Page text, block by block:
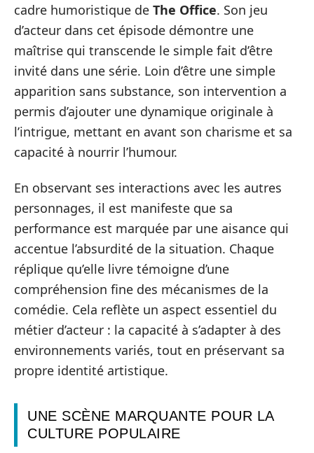
cadre humoristique de The Office. Son jeu
d’acteur dans cet épisode démontre une
maîtrise qui transcende le simple fait d’être
invité dans une série. Loin d’être une simple
apparition sans substance, son intervention a
permis d’ajouter une dynamique originale à
l’intrigue, mettant en avant son charisme et sa
capacité à nourrir l’humour.
En observant ses interactions avec les autres
personnages, il est manifeste que sa
performance est marquée par une aisance qui
accentue l’absurdité de la situation. Chaque
réplique qu’elle livre témoigne d’une
compréhension fine des mécanismes de la
comédie. Cela reflète un aspect essentiel du
métier d’acteur : la capacité à s’adapter à des
environnements variés, tout en préservant sa
propre identité artistique.
UNE SCÈNE MARQUANTE POUR LA
CULTURE POPULAIRE